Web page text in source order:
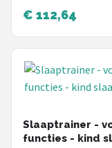
€ 112,64
Slaaptrainer -
functies - kind